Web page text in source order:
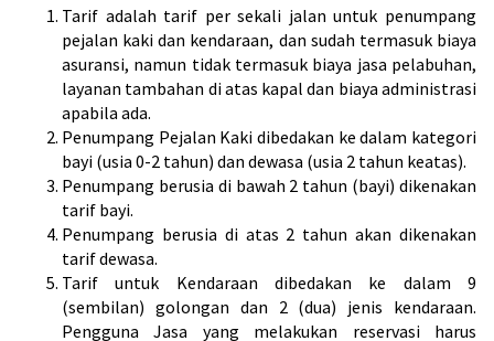
Tarif adalah tarif per sekali jalan untuk penumpang
pejalan kaki dan kendaraan, dan sudah termasuk biaya
asuransi, namun tidak termasuk biaya jasa pelabuhan,
layanan tambahan di atas kapal dan biaya administrasi
apabila ada.
Penumpang Pejalan Kaki dibedakan ke dalam kategori
bayi (usia 0-2 tahun) dan dewasa (usia 2 tahun keatas).
Penumpang berusia di bawah 2 tahun (bayi) dikenakan
tarif bayi.
Penumpang berusia di atas 2 tahun akan dikenakan
tarif dewasa.
Tarif untuk Kendaraan dibedakan ke dalam 9
(sembilan) golongan dan 2 (dua) jenis kendaraan.
Pengguna Jasa yang melakukan reservasi harus